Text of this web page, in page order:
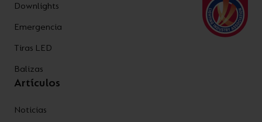
Downlights
Emergencia
Tiras LED
Balizas
Artículos
Noticias